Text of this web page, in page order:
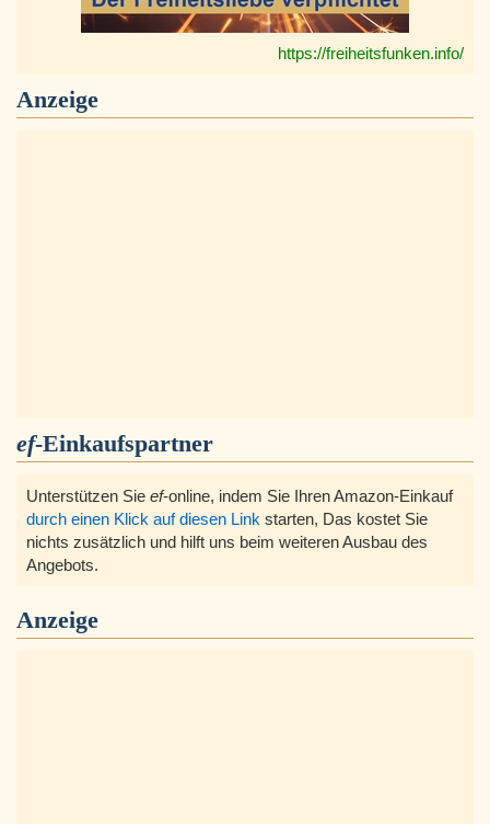
https://freiheitsfunken.info/
Anzeige
ef-Einkaufspartner
Unterstützen Sie ef-online, indem Sie Ihren Amazon-Einkauf
durch einen Klick auf diesen Link starten, Das kostet Sie
nichts zusätzlich und hilft uns beim weiteren Ausbau des
Angebots.
Anzeige